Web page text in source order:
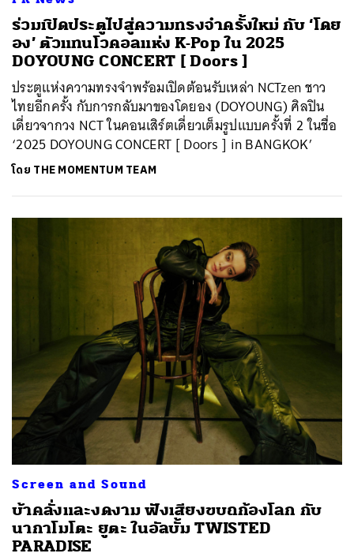
ร่วมเปิดประตูไปสู่ความทรงจำครั้งใหม่ กับ ‘โดย
อง’ ตัวแทนโวคอลแห่ง K-Pop ใน 2025
DOYOUNG CONCERT [ Doors ]
ประตูแห่งความทรงจำพร้อมเปิดต้อนรับเหล่า NCTzen ชาว
ไทยอีกครั้ง กับการกลับมาของโดยอง (DOYOUNG) ศิลปิน
เดี่ยวจากวง NCT ในคอนเสิร์ตเดี่ยวเต็มรูปแบบครั้งที่ 2 ในชื่อ
‘2025 DOYOUNG CONCERT [ Doors ] in BANGKOK’
โดย THE MOMENTUM TEAM
Screen and Sound
บ้าคลั่งและงดงาม ฟังเสียงขบถก้องโลก กับ
นากาโมโตะ ยูตะ ในอัลบั้ม TWISTED
PARADISE